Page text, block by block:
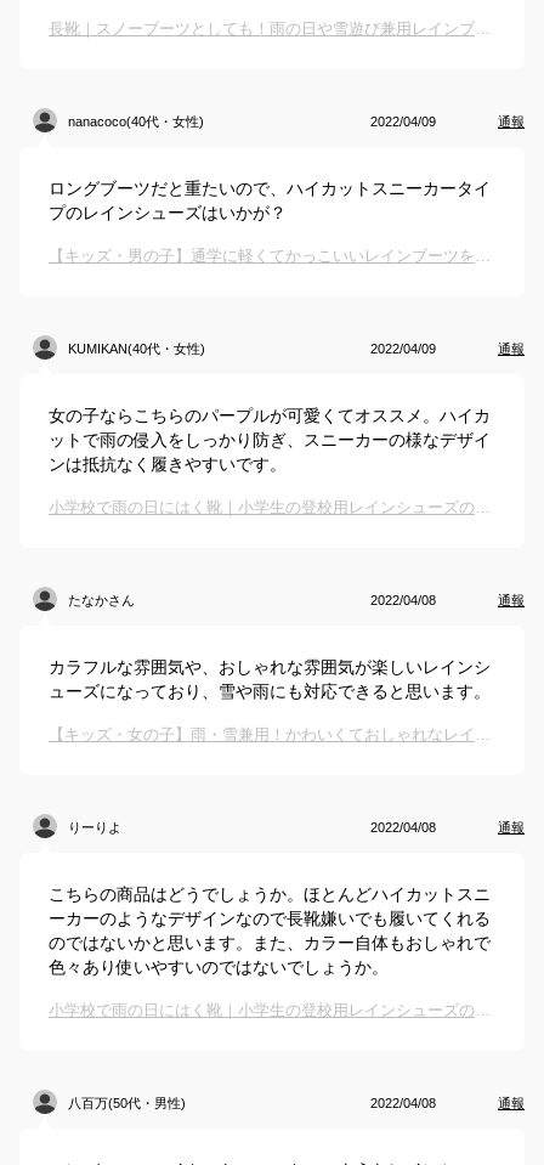
長靴｜スノーブーツとしても！雨の日や雪遊び兼用レインブーツのおすすめは？
nanacoco(40代・女性) 2022/04/09 通報
ロングブーツだと重たいので、ハイカットスニーカータイ
プのレインシューズはいかが？
【キッズ・男の子】通学に軽くてかっこいいレインブーツを教えて下さい。
KUMIKAN(40代・女性) 2022/04/09 通報
女の子ならこちらのパープルが可愛くてオススメ。ハイカ
ットで雨の侵入をしっかり防ぎ、スニーカーの様なデザイ
ンは抵抗なく履きやすいです。
小学校で雨の日にはく靴｜小学生の登校用レインシューズのおすすめは？
たなかさん 2022/04/08 通報
カラフルな雰囲気や、おしゃれな雰囲気が楽しいレインシ
ューズになっており、雪や雨にも対応できると思います。
【キッズ・女の子】雨・雪兼用！かわいくておしゃれなレインブーツを教えて下さい。
りーりよ 2022/04/08 通報
こちらの商品はどうでしょうか。ほとんどハイカットスニ
ーカーのようなデザインなので長靴嫌いでも履いてくれる
のではないかと思います。また、カラー自体もおしゃれで
色々あり使いやすいのではないでしょうか。
小学校で雨の日にはく靴｜小学生の登校用レインシューズのおすすめは？
八百万(50代・男性) 2022/04/08 通報